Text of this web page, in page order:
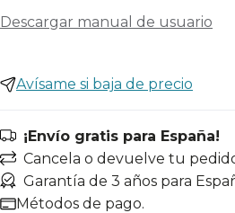
Descargar manual de usuario
Avísame si baja de precio
¡Envío gratis para España!
Cancela o devuelve tu
Garantía de 3 años para
Métodos de pago.